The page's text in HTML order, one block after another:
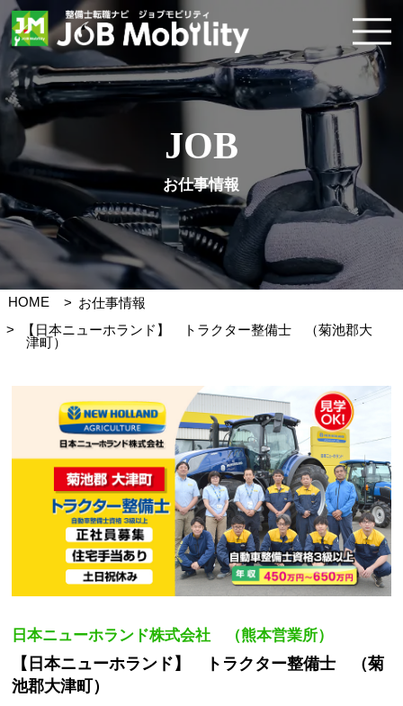
JOB
お仕事情報
HOME
お仕事情報
【日本ニューホランド】 トラクター整備士 （菊池郡大
津町）
日本ニューホランド株式会社 （熊本営業所）
【日本ニューホランド】 トラクター整備士 （菊
池郡大津町）